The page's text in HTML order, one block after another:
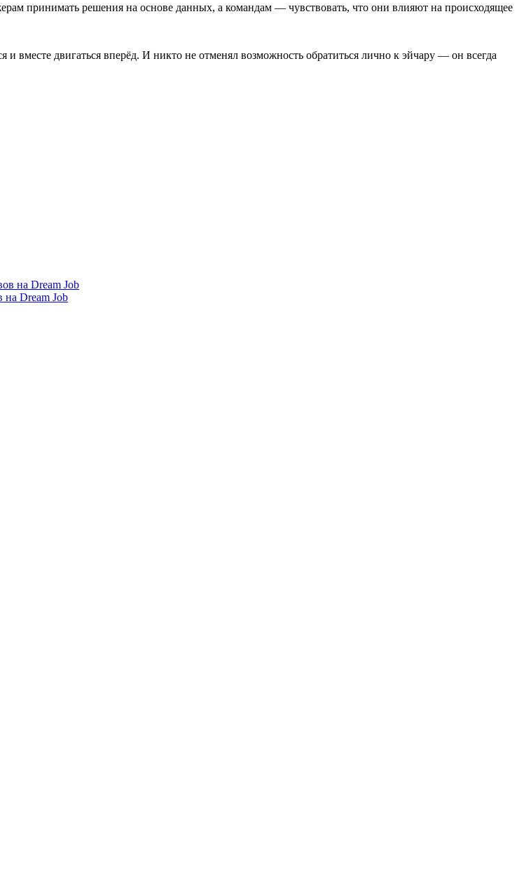
принимать решения на основе данных, а командам — чувствовать, что они влияют на происходящее
и вместе двигаться вперёд. И никто не отменял возможность обратиться лично к эйчару — он всегда
на Dream Job